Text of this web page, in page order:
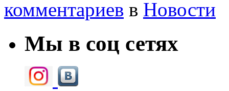
комментариев в Новости
Мы в соц сетях